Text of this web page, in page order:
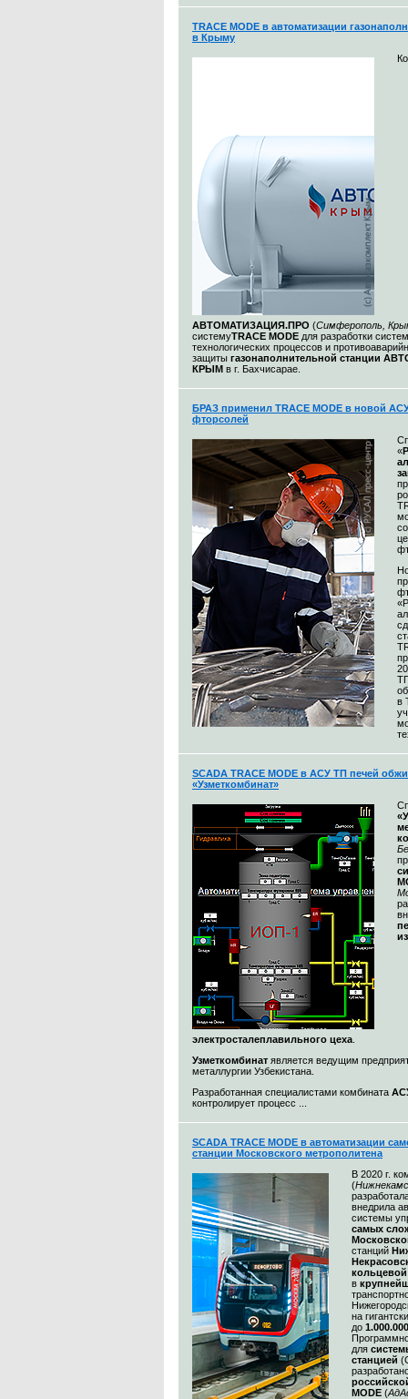
TRACE MODE в автоматизации
в Крыму
АВТОМАТИЗАЦИЯ.ПРО (Симферополь,
системуTRACE MODE для разработки
технологических процессов и
защиты газонаполнительной станции
КРЫМ в г. Бахчисарае.
БРАЗ применил TRACE MODE в новой
фторсолей
«
в
SCADA TRACE MODE в АСУ ТП печей
«Узметкомбинат»
электросталеплавильного цеха
Узметкомбинат является ведущим
металлургии Узбекистана.
Разработанная специалистами комбината
контролирует процесс ...
SCADA TRACE MODE в автоматизации
станции Московского метрополитена
В 2020 г.
(
внедрила
системы
самых
станций
в
на
до
для
станцией
MODE (